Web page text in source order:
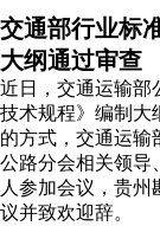
交通部行业标
大纲通过审查
近日，交通运输部
技术规程》编制大
的方式，交通运输
公路分会相关领导
人参加会议，贵
议并致欢迎辞。